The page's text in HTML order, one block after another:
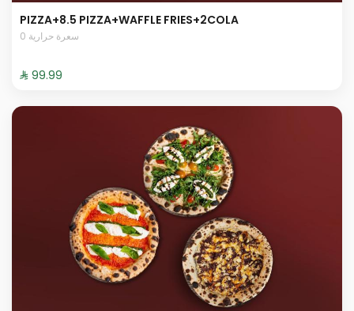
PIZZA+8.5 PIZZA+WAFFLE FRIES+2COLA
0 سعرة حرارية
⁨⁦‪‬ 99.99⁩